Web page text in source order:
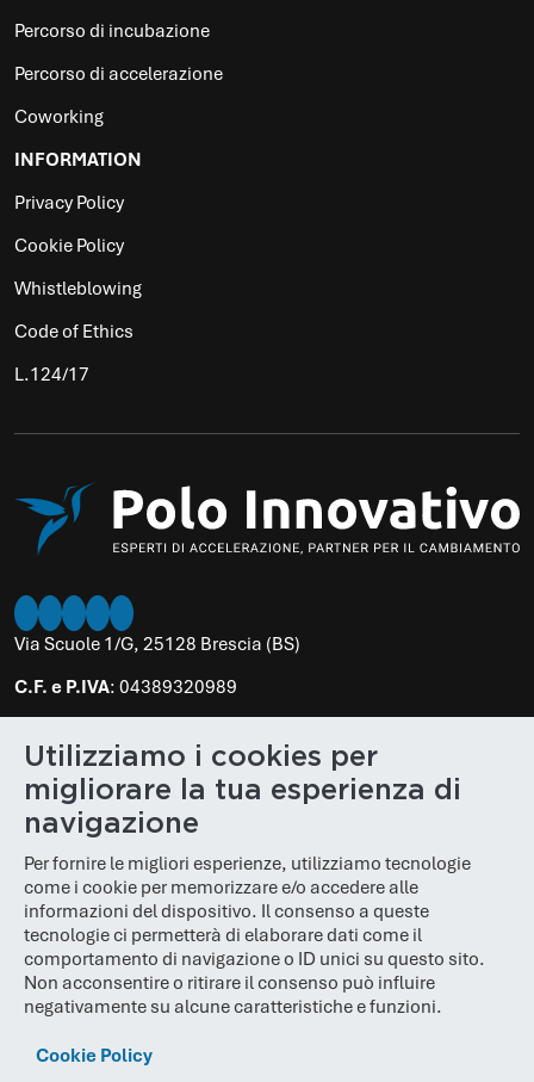
Percorso di incubazione
Percorso di accelerazione
Coworking
INFORMATION
Privacy Policy
Cookie Policy
Whistleblowing
Code of Ethics
L.124/17
Instagram
LinkedIn
Facebook
TwitterYoutube
Via Scuole 1/G, 25128 Brescia (BS)
C.F. e P.IVA: 04389320989
N. REA : BS 610848
Cap. Soc.: € 100.000,00
Utilizziamo i cookies per
migliorare la tua esperienza di
navigazione
Per fornire le migliori esperienze, utilizziamo tecnologie
come i cookie per memorizzare e/o accedere alle
informazioni del dispositivo. Il consenso a queste
tecnologie ci permetterà di elaborare dati come il
comportamento di navigazione o ID unici su questo sito.
Non acconsentire o ritirare il consenso può influire
negativamente su alcune caratteristiche e funzioni.
Cookie Policy